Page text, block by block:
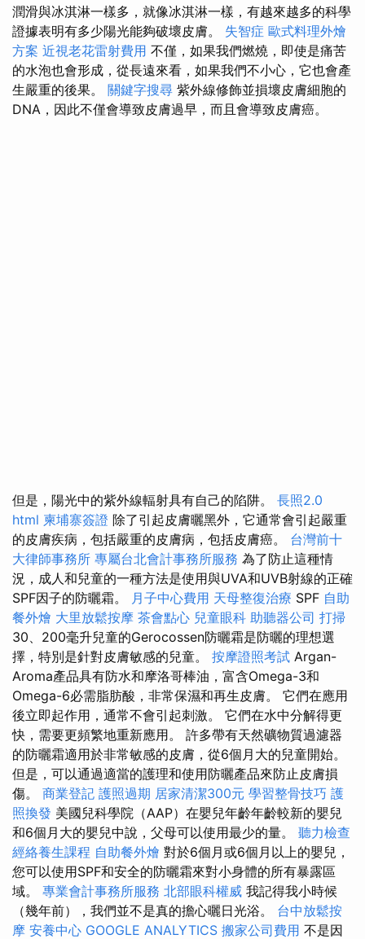
潤滑與冰淇淋一樣多，就像冰淇淋一樣，有越來越多的科學
證據表明有多少陽光能夠破壞皮膚。 失智症 歐式料理外燴
方案 近視老花雷射費用 不僅，如果我們燃燒，即使是痛苦
的水泡也會形成，從長遠來看，如果我們不小心，它也會產
生嚴重的後果。 關鍵字搜尋 紫外線修飾並損壞皮膚細胞的
DNA，因此不僅會導致皮膚過早，而且會導致皮膚癌。
但是，陽光中的紫外線輻射具有自己的陷阱。 長照2.0
html 柬埔寨簽證 除了引起皮膚曬黑外，它通常會引起嚴重
的皮膚疾病，包括嚴重的皮膚病，包括皮膚癌。 台灣前十
大律師事務所 專屬台北會計事務所服務 為了防止這種情
況，成人和兒童的一種方法是使用與UVA和UVB射線的正確
SPF因子的防曬霜。
月子中心費用 天母整復治療 SPF 自助
餐外燴 大里放鬆按摩 茶會點心 兒童眼科 助聽器公司 打掃
30、200毫升兒童的Gerocossen防曬霜是防曬的理想選
擇，特別是針對皮膚敏感的兒童。 按摩證照考試 Argan-
Aroma產品具有防水和摩洛哥棒油，富含Omega-3和
Omega-6必需脂肪酸，非常保濕和再生皮膚。 它們在應用
後立即起作用，通常不會引起刺激。 它們在水中分解得更
快，需要更頻繁地重新應用。 許多帶有天然礦物質過濾器
的防曬霜適用於非常敏感的皮膚，從6個月大的兒童開始。
但是，可以通過適當的護理和使用防曬產品來防止皮膚損
傷。 商業登記 護照過期 居家清潔300元 學習整骨技巧 護
照換發 美國兒科學院（AAP）在嬰兒年齡年齡較新的嬰兒
和6個月大的嬰兒中說，父母可以使用最少的量。 聽力檢查
經絡養生課程 自助餐外燴 對於6個月或6個月以上的嬰兒，
您可以使用SPF和安全的防曬霜來對小身體的所有暴露區
域。 專業會計事務所服務 北部眼科權威 我記得我小時候
（幾年前），我們並不是真的擔心曬日光浴。 台中放鬆按
摩 安養中心 GOOGLE ANALYTICS 搬家公司費用 不是因